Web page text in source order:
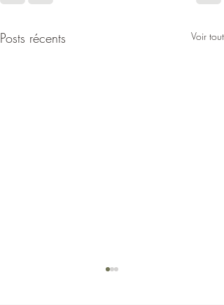
Posts récents Voir tout